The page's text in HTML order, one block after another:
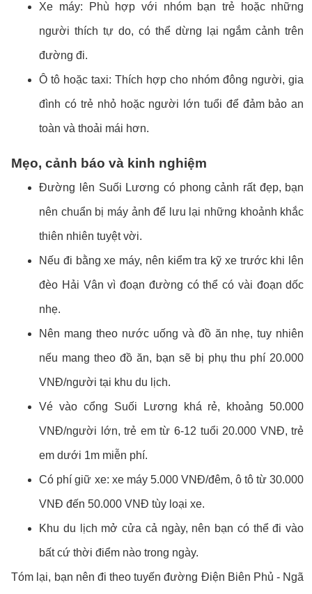
Xe máy: Phù hợp với nhóm bạn trẻ hoặc những
người thích tự do, có thể dừng lại ngắm cảnh trên
đường đi.
Ô tô hoặc taxi: Thích hợp cho nhóm đông người, gia
đình có trẻ nhỏ hoặc người lớn tuổi để đảm bảo an
toàn và thoải mái hơn.
Mẹo, cảnh báo và kinh nghiệm
Đường lên Suối Lương có phong cảnh rất đẹp, bạn
nên chuẩn bị máy ảnh để lưu lại những khoảnh khắc
thiên nhiên tuyệt vời.
Nếu đi bằng xe máy, nên kiểm tra kỹ xe trước khi lên
đèo Hải Vân vì đoạn đường có thể có vài đoạn dốc
nhẹ.
Nên mang theo nước uống và đồ ăn nhẹ, tuy nhiên
nếu mang theo đồ ăn, bạn sẽ bị phụ thu phí 20.000
VNĐ/người tại khu du lịch.
Vé vào cổng Suối Lương khá rẻ, khoảng 50.000
VNĐ/người lớn, trẻ em từ 6-12 tuổi 20.000 VNĐ, trẻ
em dưới 1m miễn phí.
Có phí giữ xe: xe máy 5.000 VNĐ/đêm, ô tô từ 30.000
VNĐ đến 50.000 VNĐ tùy loại xe.
Khu du lịch mở cửa cả ngày, nên bạn có thể đi vào
bất cứ thời điểm nào trong ngày.
Tóm lại, bạn nên đi theo tuyến đường Điện Biên Phủ - Ngã